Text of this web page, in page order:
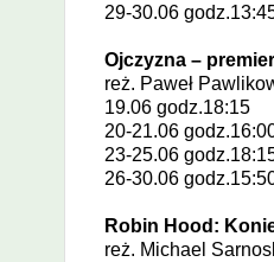
29-30.06
Ojczyzna –
reż. Paweł
19.06 godz.18:15
20-21.06
23-25.06
26-30.06
Robin Hood:
reż. Michael